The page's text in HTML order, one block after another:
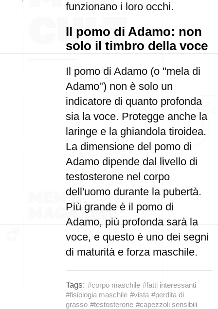
funzionano i loro occhi.
Il pomo di Adamo: non
solo il timbro della voce
Il pomo di Adamo (o "mela di
Adamo") non è solo un
indicatore di quanto profonda
sia la voce. Protegge anche la
laringe e la ghiandola tiroidea.
La dimensione del pomo di
Adamo dipende dal livello di
testosterone nel corpo
dell'uomo durante la pubertà.
Più grande è il pomo di
Adamo, più profonda sarà la
voce, e questo è uno dei segni
di maturità e forza maschile.
Tags: #corpo maschile #fatti interessanti
#fisiologia maschile #vista #perdita di
grasso #testosterone #capezzoli sensibili